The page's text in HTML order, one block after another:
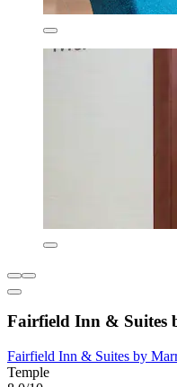
Fairfield Inn & Suites
Fairfield Inn & Suites by
Temple